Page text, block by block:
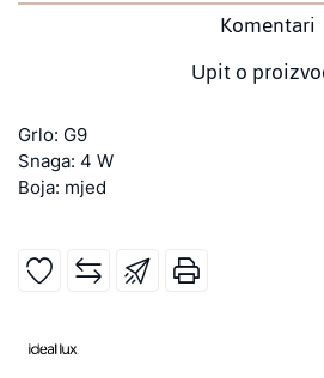
Komentari
Upit o
Grlo: G9
Snaga: 4 W
Boja: mjed